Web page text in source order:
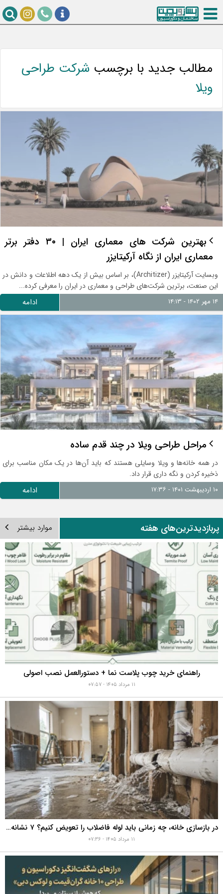
مطالب جدید با برچسب شرکت طراحی
ویلا
بهترین شرکت های معماری ایران | ۳۰ دفتر برتر
معماری ایران از نگاه آرکیتایزر
وبسایت آرکیتایزر (Architizer)، بر اساس بیش از یک دهه اطلاعات و دانش در
این صنعت، برترین شرکت‌های طراحی و معماری در ایران را معرفی کرده...
۱۴ مهر ۱۴۰۲ - ۱۴:۱۳ ادامه
مراحل طراحی ویلا در چند قدم ساده
در همه خانه‌ها و ویلا وسایلی هستند که باید آن‌ها در یک مکان مناسب برای
ذخیره کردن و نگه داری قرار داد.
ادامه
هفته موارد بیشتر
راهنمای خرید چوب پلاست نما + دستورالعمل نصب اصولی
در بازسازی خانه، چه زمانی باید لوله فاضلاب را تعویض کنیم؟ ۷ نشانه‌ای که نباید نادیده بگیرید